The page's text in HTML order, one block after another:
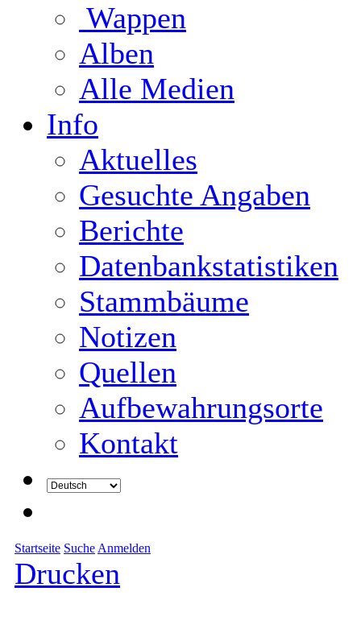
Wappen
Alben
Alle Medien
Info
Aktuelles
Gesuchte Angaben
Berichte
Datenbankstatistiken
Stammbäume
Notizen
Quellen
Aufbewahrungsorte
Kontakt
Startseite Suche Anmelden
Drucken